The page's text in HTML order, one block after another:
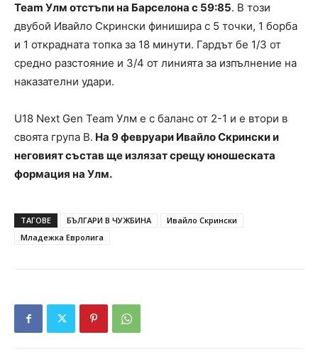
Team Улм отстъпи на Барселона с 59:85. В този
двубой Ивайло Скрински финишира с 5 точки, 1 борба
и 1 открадната топка за 18 минути. Гардът бе 1/3 от
средно разстояние и 3/4 от линията за изпълнение на
наказателни удари.
U18 Next Gen Team Улм е с баланс от 2-1 и е втори в
своята група B. На 9 февруари Ивайло Скрински и
неговият състав ще излязат срещу юношеската
формация на Улм.
ТАГОВЕ БЪЛГАРИ В ЧУЖБИНА
Ивайло Скрински
Младежка Евролига